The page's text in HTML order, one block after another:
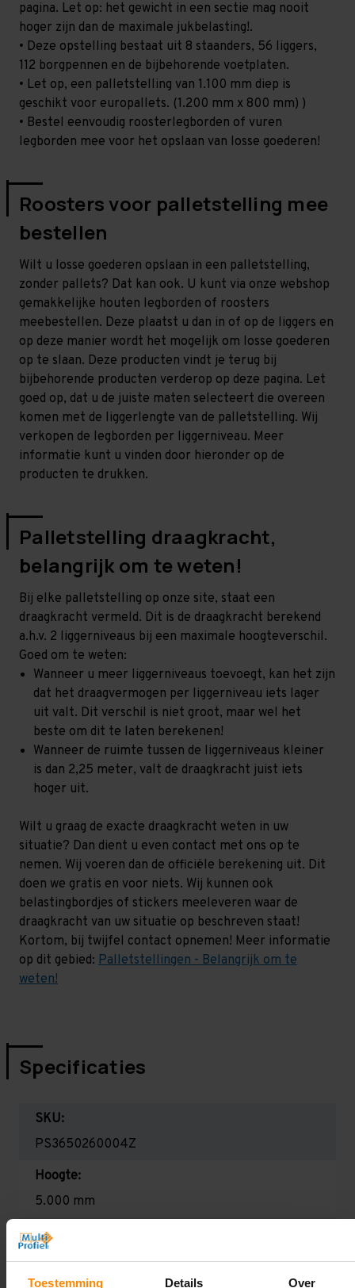
Toestemming Details Over
pagina. Let op: het gewicht in een sectie mag nooit
hoger zijn dan de maximale jukbelasting!.
• Deze opstelling bestaat uit 8 staanders, 56 liggers,
112 borgpennen en de bijbehorende voetplaten.
• Let op, een palletstelling van 1.100 mm diep is
geschikt voor europallets. (1.200 mm x 800 mm) )
• Bestel eenvoudig roosterlegborden of vuren
legborden mee voor het opslaan van losse goederen!
Roosters voor palletstelling mee
bestellen
Wilt u losse goederen opslaan in een palletstelling,
zonder pallets? Dat kan ook. U kunt via onze webshop
gemakkelijke houten legborden of roosters
meebestellen. Deze plaatst u dan in of op de liggers en
op deze manier wordt het mogelijk om losse goederen
op te slaan. Deze producten vindt je terug bij
bijbehorende producten verderop op deze pagina. Let
goed op, dat u de juiste maten selecteert die overeen
komen met de liggerlengte van de palletstelling. Wij
verkopen de legborden per liggerniveau. Meer
informatie kunt u vinden door hieronder op de
producten te drukken.
Palletstelling draagkracht,
belangrijk om te weten!
Bij elke palletstelling op onze site, staat een
draagkracht vermeld. Dit is de draagkracht berekend
a.h.v. 2 liggerniveaus bij een maximale hoogteverschil.
Goed om te weten:
Wanneer u meer liggerniveaus toevoegt, kan het zijn
dat het draagvermogen per liggerniveau iets lager
uit valt. Dit verschil is niet groot, maar wel het
beste om dit te laten berekenen!
Wanneer de ruimte tussen de liggerniveaus kleiner
is dan 2,25 meter, valt de draagkracht juist iets
hoger uit.
Wilt u graag de exacte draagkracht weten in uw
situatie? Dan dient u even contact met ons op te
nemen. Wij voeren dan de officiële berekening uit. Dit
doen we gratis en voor niets. Wij kunnen ook
belastingbordjes of stickers meeleveren waar de
draagkracht van uw situatie op beschreven staat!
Kortom, bij twijfel contact opnemen! Meer informatie
op dit gebied: Palletstellingen - Belangrijk om te
weten!
Specificaties
SKU:
PS3650260004Z
Hoogte:
5.000 mm
Diepte:
1.100 mm